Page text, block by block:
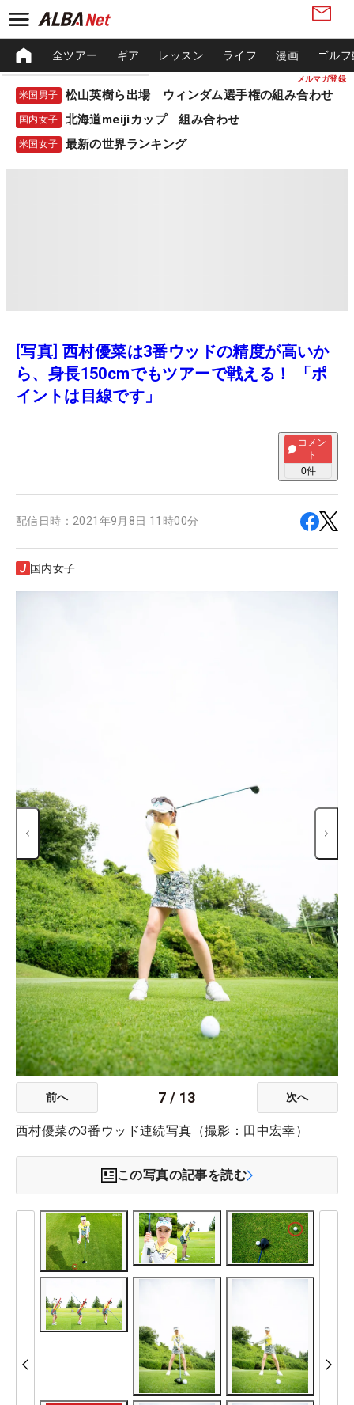
メルマガ登録
全ツアー ギア レッスン ライフ 漫画 ゴル
米国男子 松山英樹ら出場 ウィンダム選手権の組み合わせ
国内女子 北海道meijiカップ 組み合わせ
米国女子 最新の世界ランキング
[写真] 西村優菜は3番ウッドの精度が高いか
ら、身長150cmでもツアーで戦える！ 「ポ
イントは目線です」
コメン
ト
0件
配信日時： 2021年9月8日 11時00分
国内女子
前へ 7 / 13 次へ
西村優菜の3番ウッド連続写真（撮影：田中宏幸）
この写真の記事を読む